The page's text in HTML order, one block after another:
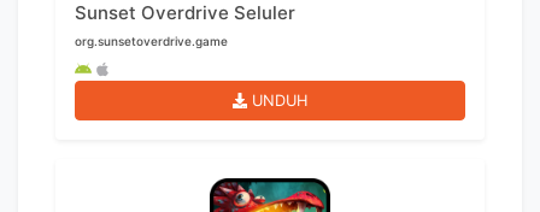
Sunset Overdrive Seluler
org.sunsetoverdrive.game
UNDUH